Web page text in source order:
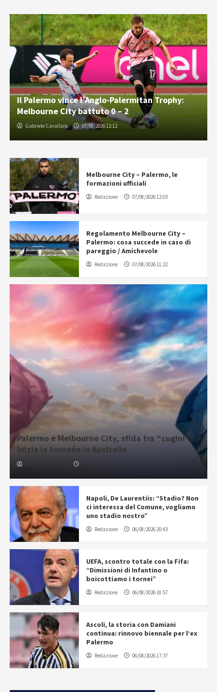
Il Palermo vince l’Anglo-Palermitan Trophy:
Melbourne City battuto 0 – 2
Gabriele Cavallaro 07/08/2026 12:12
Melbourne City – Palermo, le
formazioni ufficiali
Redazione 07/08/2026 12:03
Regolamento Melbourne City –
Palermo: cosa succede in caso di
pareggio / Amichevole
Redazione 07/08/2026 11:22
Palermo e Melbourne City, sfida tra “cugini”:
inizia la tournée in Australia
Napoli, De Laurentiis: “Stadio? Non
ci interessa del Comune, vogliamo
uno stadio nostro”
Redazione 06/08/2026 20:43
UEFA, scontro totale con la Fifa:
“Dimissioni di Infantino o
boicottiamo i tornei”
Redazione 06/08/2026 18:57
Ascoli, la storia con Damiani
continua: rinnovo biennale per l’ex
Palermo
Redazione 06/08/2026 17:37